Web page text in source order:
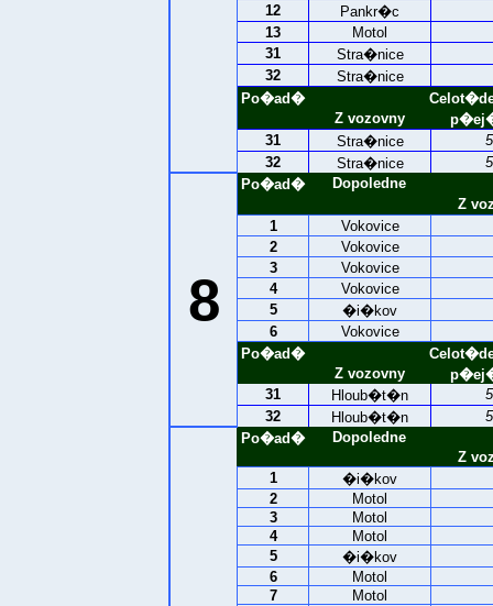
12
Pankr�c
13
Motol
31
Stra�nice
32
Stra�nice
Po�ad�
Z vozovny
31
Stra�nice
32
Stra�nice
8
Po�ad�
Dopoledne
Z
1
Vokovice
2
Vokovice
3
Vokovice
4
Vokovice
5
�i�kov
6
Vokovice
Po�ad�
Z vozovny
31
Hloub�t�n
32
Hloub�t�n
Po�ad�
Dopoledne
Z
1
�i�kov
2
Motol
3
Motol
4
Motol
5
�i�kov
6
Motol
7
Motol